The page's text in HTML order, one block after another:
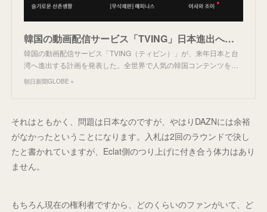
韓国の動画配信サービス「TVING」日本進出へ 人気ドラマの配信を握る?：朝日新聞GLOBE＋
韓国の動画配信サービス「TVING（ティビン）」が、来年日本と台
湾へ進出する計画を発表した。全世界で人気の韓国コンテンツを…
朝日新聞GLOBE＋
それはともかく、問題は日本なのですが、やはりDAZNには余裕
がなかったということになります。入札は2回のラウンドで決し
たと書かれていますが、Eclat側のつり上げに付き合う体力はあり
ません。
もちろん現在の権利者ですから、どのくらいのファンがいて、ど